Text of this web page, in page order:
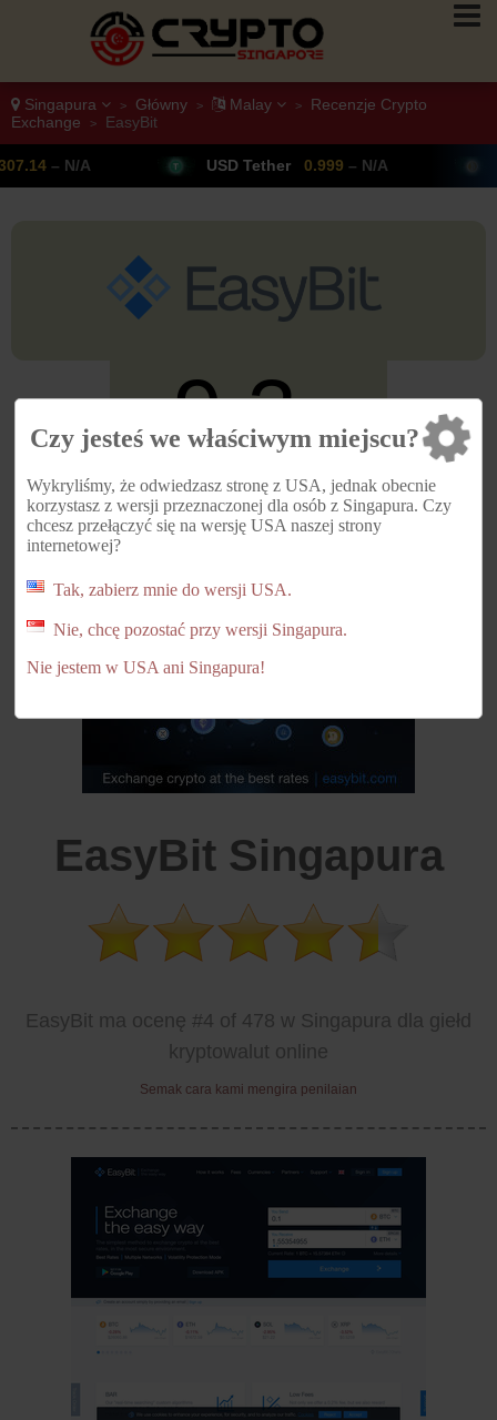
Singapura > Główny > Malay >
Recenzje Crypto
Exchange
> EasyBit
USD Tether 0.999 – N/A Bitcoin
9.3/10
Yuran Rendah dla EasyBit!
EasyBit Singapura
EasyBit ma ocenę #4 of 478 w Singapura dla giełd
kryptowalut online
Semak cara kami mengira penilaian
Czy jesteś we właściwym miejscu?
Wykryliśmy, że odwiedzasz stronę z USA, jednak obecnie
korzystasz z wersji przeznaczonej dla osób z Singapura. Czy
chcesz przełączyć się na wersję USA naszej strony
internetowej?
Tak, zabierz mnie do wersji USA.
Nie, chcę pozostać przy wersji Singapura.
Nie jestem w USA ani Singapura!